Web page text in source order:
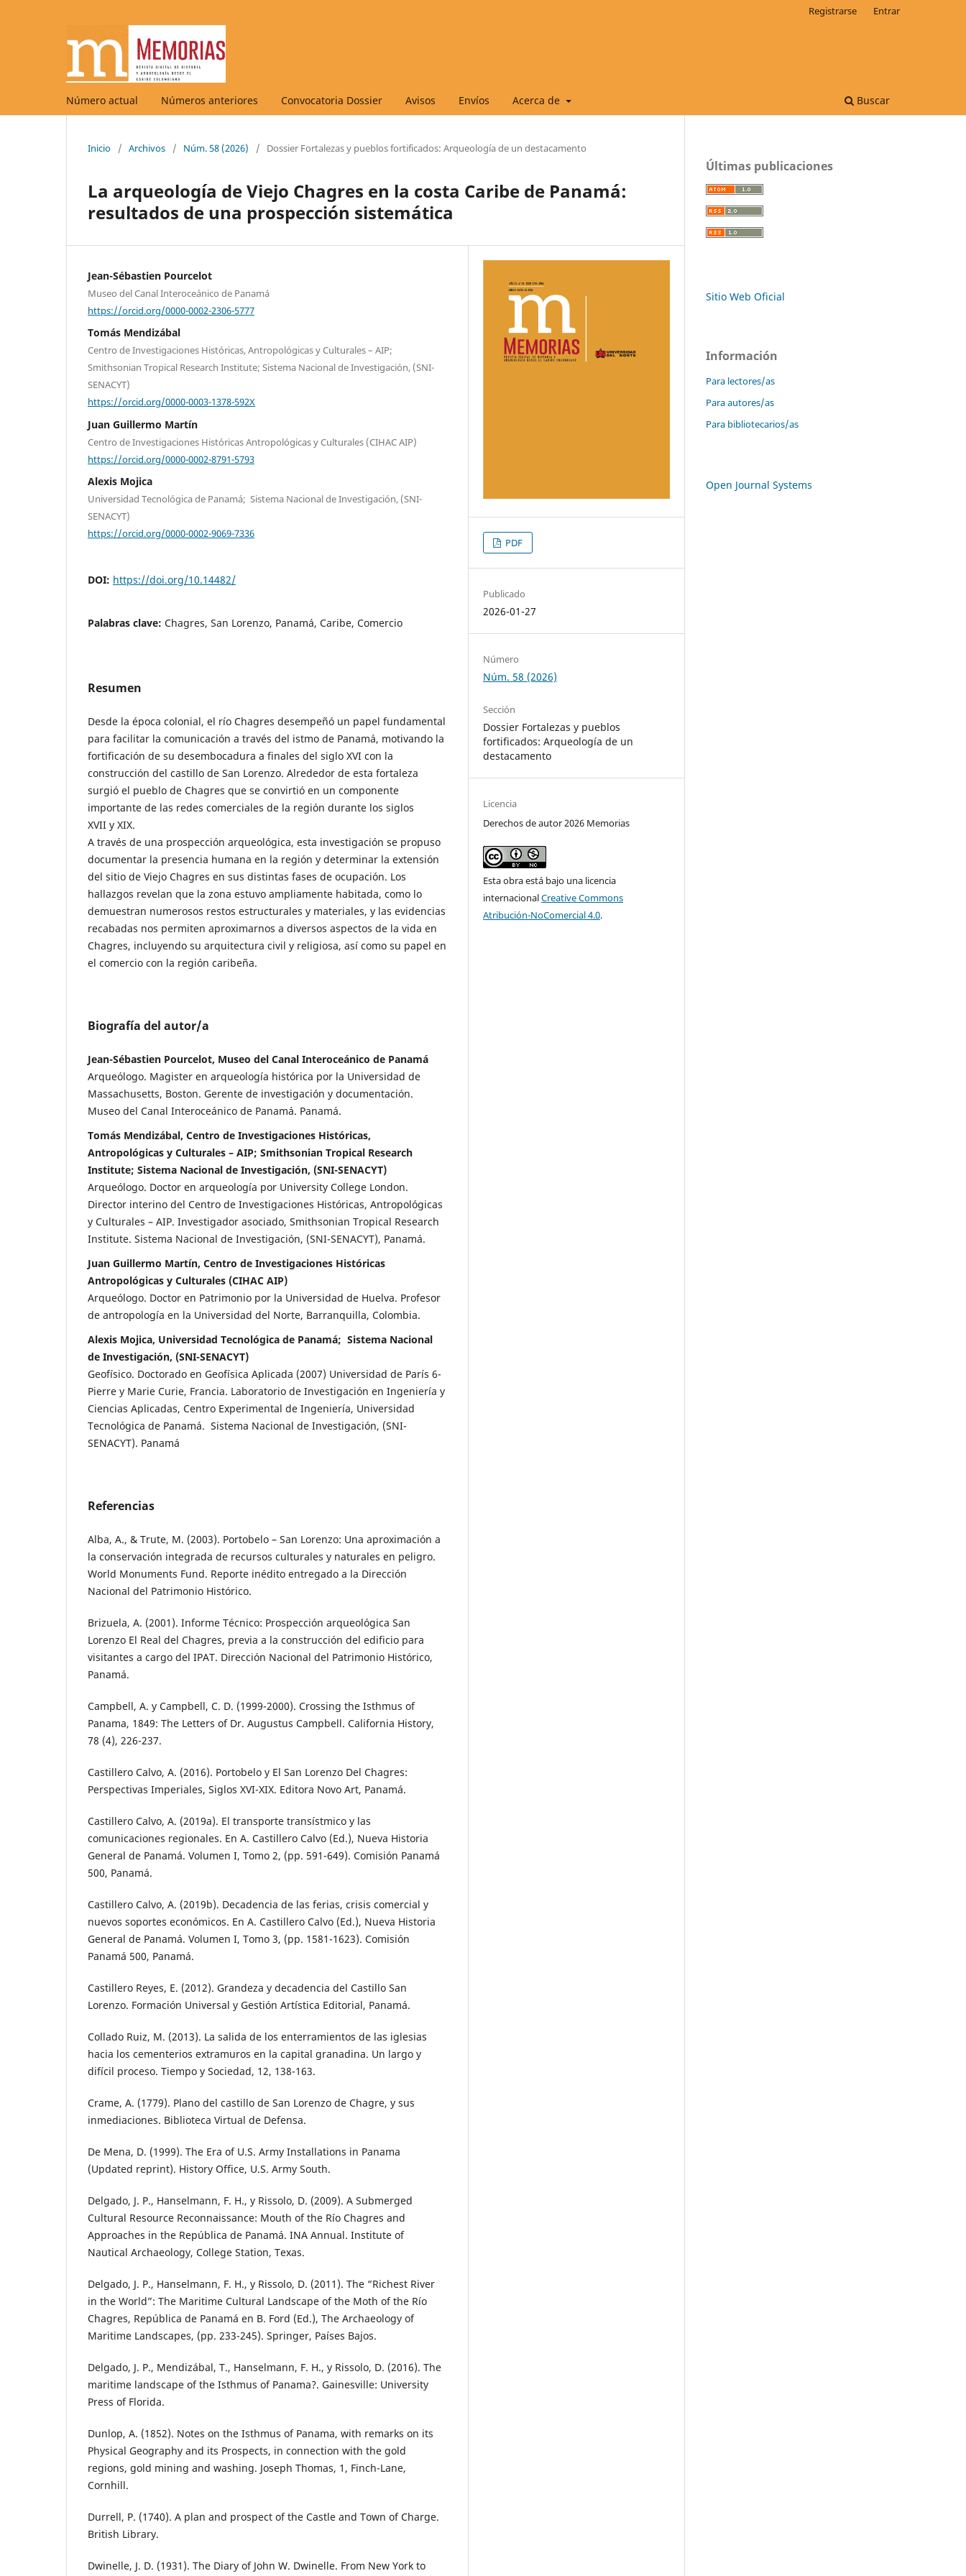
Número actual Números anteriores Convocatoria Dossier Avisos Envíos Acerca de Buscar
Registrarse Entrar
Inicio / Archivos / Núm. 58 (2026) / Dossier Fortalezas y pueblos fortificados: Arqueología de un destacamento
La arqueología de Viejo Chagres en la costa Caribe de Panamá:
resultados de una prospección sistemática
Jean-Sébastien Pourcelot
Museo del Canal Interoceánico de Panamá
https://orcid.org/0000-0002-2306-5777
Tomás Mendizábal
Centro de Investigaciones Históricas, Antropológicas y Culturales – AIP;
Smithsonian Tropical Research Institute; Sistema Nacional de Investigación, (SNI-
SENACYT)
https://orcid.org/0000-0003-1378-592X
Juan Guillermo Martín
Centro de Investigaciones Históricas Antropológicas y Culturales (CIHAC AIP)
https://orcid.org/0000-0002-8791-5793
Alexis Mojica
Universidad Tecnológica de Panamá; Sistema Nacional de Investigación, (SNI-
SENACYT)
https://orcid.org/0000-0002-9069-7336
DOI: https://doi.org/10.14482/
Palabras clave: Chagres, San Lorenzo, Panamá, Caribe, Comercio
Resumen
Desde la época colonial, el río Chagres desempeñó un papel fundamental
para facilitar la comunicación a través del istmo de Panamá, motivando la
fortificación de su desembocadura a finales del siglo XVI con la
construcción del castillo de San Lorenzo. Alrededor de esta fortaleza
surgió el pueblo de Chagres que se convirtió en un componente
importante de las redes comerciales de la región durante los siglos
XVII y XIX.
A través de una prospección arqueológica, esta investigación se propuso
documentar la presencia humana en la región y determinar la extensión
del sitio de Viejo Chagres en sus distintas fases de ocupación. Los
hallazgos revelan que la zona estuvo ampliamente habitada, como lo
demuestran numerosos restos estructurales y materiales, y las evidencias
recabadas nos permiten aproximarnos a diversos aspectos de la vida en
Chagres, incluyendo su arquitectura civil y religiosa, así como su papel en
el comercio con la región caribeña.
Biografía del autor/a
Jean-Sébastien Pourcelot, Museo del Canal Interoceánico de Panamá
Arqueólogo. Magister en arqueología histórica por la Universidad de
Massachusetts, Boston. Gerente de investigación y documentación.
Museo del Canal Interoceánico de Panamá. Panamá.
Tomás Mendizábal, Centro de Investigaciones Históricas,
Antropológicas y Culturales – AIP; Smithsonian Tropical Research
Institute; Sistema Nacional de Investigación, (SNI-SENACYT)
Arqueólogo. Doctor en arqueología por University College London.
Director interino del Centro de Investigaciones Históricas, Antropológicas
y Culturales – AIP. Investigador asociado, Smithsonian Tropical Research
Institute. Sistema Nacional de Investigación, (SNI-SENACYT), Panamá.
Juan Guillermo Martín, Centro de Investigaciones Históricas
Antropológicas y Culturales (CIHAC AIP)
Arqueólogo. Doctor en Patrimonio por la Universidad de Huelva. Profesor
de antropología en la Universidad del Norte, Barranquilla, Colombia.
Alexis Mojica, Universidad Tecnológica de Panamá; Sistema Nacional
de Investigación, (SNI-SENACYT)
Geofísico. Doctorado en Geofísica Aplicada (2007) Universidad de París 6-
Pierre y Marie Curie, Francia. Laboratorio de Investigación en Ingeniería y
Ciencias Aplicadas, Centro Experimental de Ingeniería, Universidad
Tecnológica de Panamá. Sistema Nacional de Investigación, (SNI-
SENACYT). Panamá
Referencias
Alba, A., & Trute, M. (2003). Portobelo – San Lorenzo: Una aproximación a
la conservación integrada de recursos culturales y naturales en peligro.
World Monuments Fund. Reporte inédito entregado a la Dirección
Nacional del Patrimonio Histórico.
Brizuela, A. (2001). Informe Técnico: Prospección arqueológica San
Lorenzo El Real del Chagres, previa a la construcción del edificio para
visitantes a cargo del IPAT. Dirección Nacional del Patrimonio Histórico,
Panamá.
Campbell, A. y Campbell, C. D. (1999-2000). Crossing the Isthmus of
Panama, 1849: The Letters of Dr. Augustus Campbell. California History,
78 (4), 226-237.
Castillero Calvo, A. (2016). Portobelo y El San Lorenzo Del Chagres:
Perspectivas Imperiales, Siglos XVI-XIX. Editora Novo Art, Panamá.
Castillero Calvo, A. (2019a). El transporte transístmico y las
comunicaciones regionales. En A. Castillero Calvo (Ed.), Nueva Historia
General de Panamá. Volumen I, Tomo 2, (pp. 591-649). Comisión Panamá
500, Panamá.
Castillero Calvo, A. (2019b). Decadencia de las ferias, crisis comercial y
nuevos soportes económicos. En A. Castillero Calvo (Ed.), Nueva Historia
General de Panamá. Volumen I, Tomo 3, (pp. 1581-1623). Comisión
Panamá 500, Panamá.
Castillero Reyes, E. (2012). Grandeza y decadencia del Castillo San
Lorenzo. Formación Universal y Gestión Artística Editorial, Panamá.
Collado Ruiz, M. (2013). La salida de los enterramientos de las iglesias
hacia los cementerios extramuros en la capital granadina. Un largo y
difícil proceso. Tiempo y Sociedad, 12, 138-163.
Crame, A. (1779). Plano del castillo de San Lorenzo de Chagre, y sus
inmediaciones. Biblioteca Virtual de Defensa.
De Mena, D. (1999). The Era of U.S. Army Installations in Panama
(Updated reprint). History Office, U.S. Army South.
Delgado, J. P., Hanselmann, F. H., y Rissolo, D. (2009). A Submerged
Cultural Resource Reconnaissance: Mouth of the Río Chagres and
Approaches in the República de Panamá. INA Annual. Institute of
Nautical Archaeology, College Station, Texas.
Delgado, J. P., Hanselmann, F. H., y Rissolo, D. (2011). The “Richest River
in the World”: The Maritime Cultural Landscape of the Moth of the Río
Chagres, República de Panamá en B. Ford (Ed.), The Archaeology of
Maritime Landscapes, (pp. 233-245). Springer, Países Bajos.
Delgado, J. P., Mendizábal, T., Hanselmann, F. H., y Rissolo, D. (2016). The
maritime landscape of the Isthmus of Panama?. Gainesville: University
Press of Florida.
Dunlop, A. (1852). Notes on the Isthmus of Panama, with remarks on its
Physical Geography and its Prospects, in connection with the gold
regions, gold mining and washing. Joseph Thomas, 1, Finch-Lane,
Cornhill.
Durrell, P. (1740). A plan and prospect of the Castle and Town of Charge.
British Library.
Dwinelle, J. D. (1931). The Diary of John W. Dwinelle. From New York to
PDF
Publicado
2026-01-27
Número
Núm. 58 (2026)
Sección
Dossier Fortalezas y pueblos
fortificados: Arqueología de un
destacamento
Licencia
Derechos de autor 2026 Memorias
Esta obra está bajo una licencia
internacionalCreative Commons
Atribución-NoComercial 4.0.
Últimas publicaciones
Sitio Web Oficial
Información
Para lectores/as
Para autores/as
Para bibliotecarios/as
Open Journal Systems